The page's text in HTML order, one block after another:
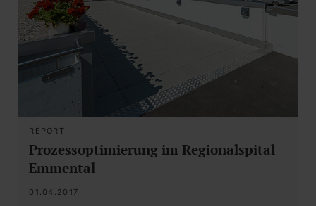
REPORT
Prozessoptimierung im Regionalspital
Emmental
01.04.2017